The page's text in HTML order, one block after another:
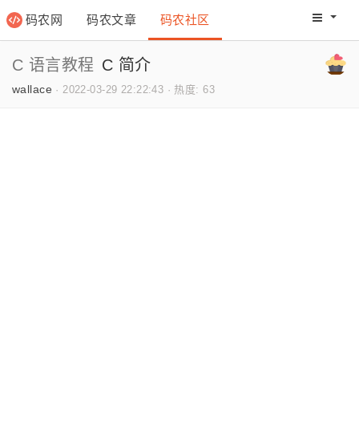
码农网 码农文章 码农社区 码农网
C 语言教程 C 简介
wallace ·2022-03-29 22:22:43 · 热度: 63